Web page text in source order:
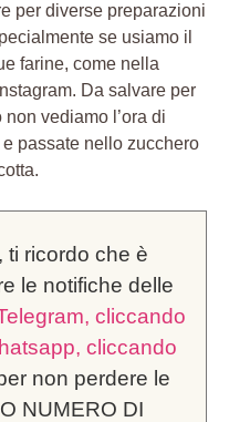
per diverse preparazioni
se usiamo il
farine, come nella
Da salvare per
vediamo l’ora di
e passate nello zucchero
le notifiche delle
cliccando
cliccando
non perdere le
NUMERO DI